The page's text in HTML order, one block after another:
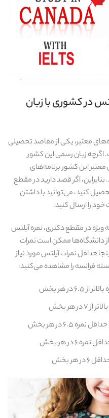
در کشوری با زبان
معتبر، یکی از مقاصد تحصیلی
اگرچه زبان رسمی این کشور
این کشور برنامه‌های
اگر قصد دارید در مقطع
کنید، می‌توانید با داشتن
را ارسال کنید.
ویژه در مقطع دکتری، نمره آیلتس
هرچند برخی از دانشگاه‌ها ممکن است نمرات
حداقل نمرات آیلتس مورد نیاز
فرانسه را مشاهده می‌کنید: